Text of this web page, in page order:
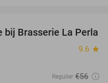
47%
bij Brasserie La Perla
9.6 star
Regulier €56